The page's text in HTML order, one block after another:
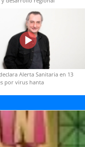
Alerta Sanitaria en 13
por virus hanta